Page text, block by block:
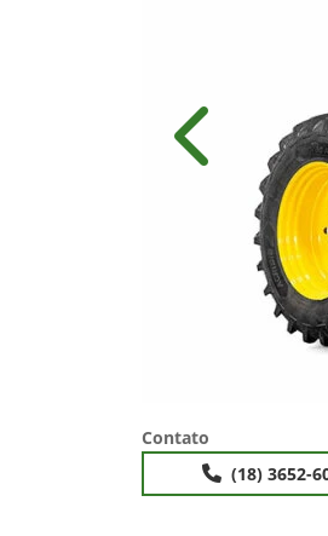
Anterior
Contato
(18) 3652-